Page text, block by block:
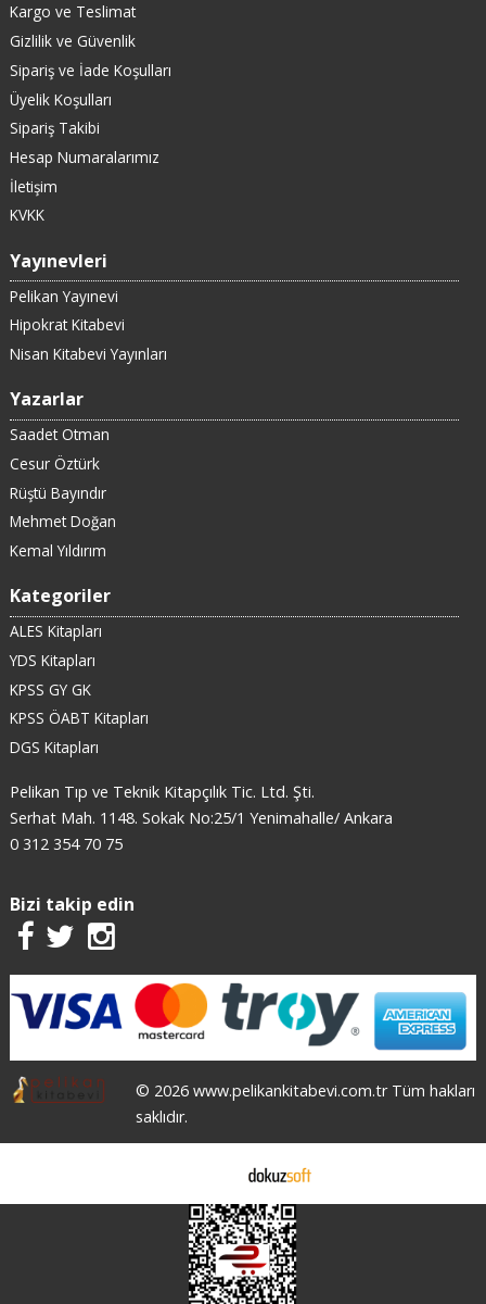
Kargo ve Teslimat
Gizlilik ve Güvenlik
Sipariş ve İade Koşulları
Üyelik Koşulları
Sipariş Takibi
Hesap Numaralarımız
İletişim
KVKK
Yayınevleri
Pelikan Yayınevi
Hipokrat Kitabevi
Nisan Kitabevi Yayınları
Yazarlar
Saadet Otman
Cesur Öztürk
Rüştü Bayındır
Mehmet Doğan
Kemal Yıldırım
Kategoriler
ALES Kitapları
YDS Kitapları
KPSS GY GK
KPSS ÖABT Kitapları
DGS Kitapları
Pelikan Tıp ve Teknik Kitapçılık Tic. Ltd. Şti.
Serhat Mah. 1148. Sokak No:25/1 Yenimahalle/ Ankara
0 312 354 70 75
Bizi takip edin
© 2026 www.pelikankitabevi.com.tr Tüm hakları
saklıdır.